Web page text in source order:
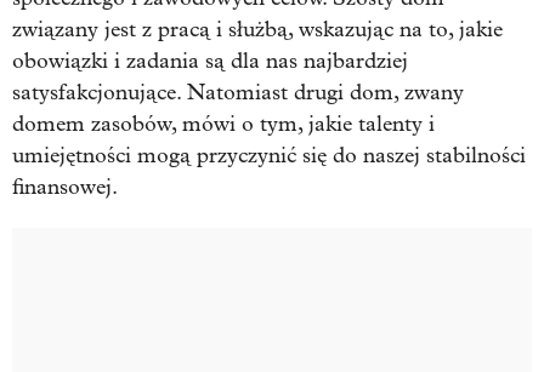
związany jest z pracą i służbą, wskazując na to, jakie
obowiązki i zadania są dla nas najbardziej
satysfakcjonujące. Natomiast drugi dom, zwany
domem zasobów, mówi o tym, jakie talenty i
umiejętności mogą przyczynić się do naszej stabilności
finansowej.